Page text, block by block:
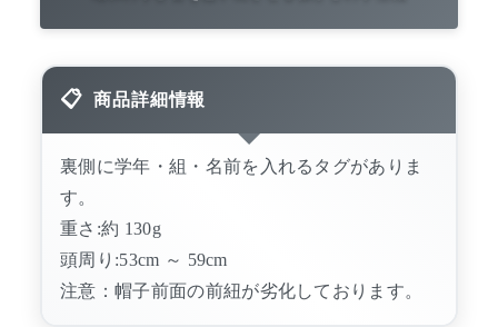
商品詳細情報
裏側に学年・組・名前を入れるタグがありま
す。
重さ:約 130g
頭周り:53cm ～ 59cm
注意：帽子前面の前紐が劣化しております。